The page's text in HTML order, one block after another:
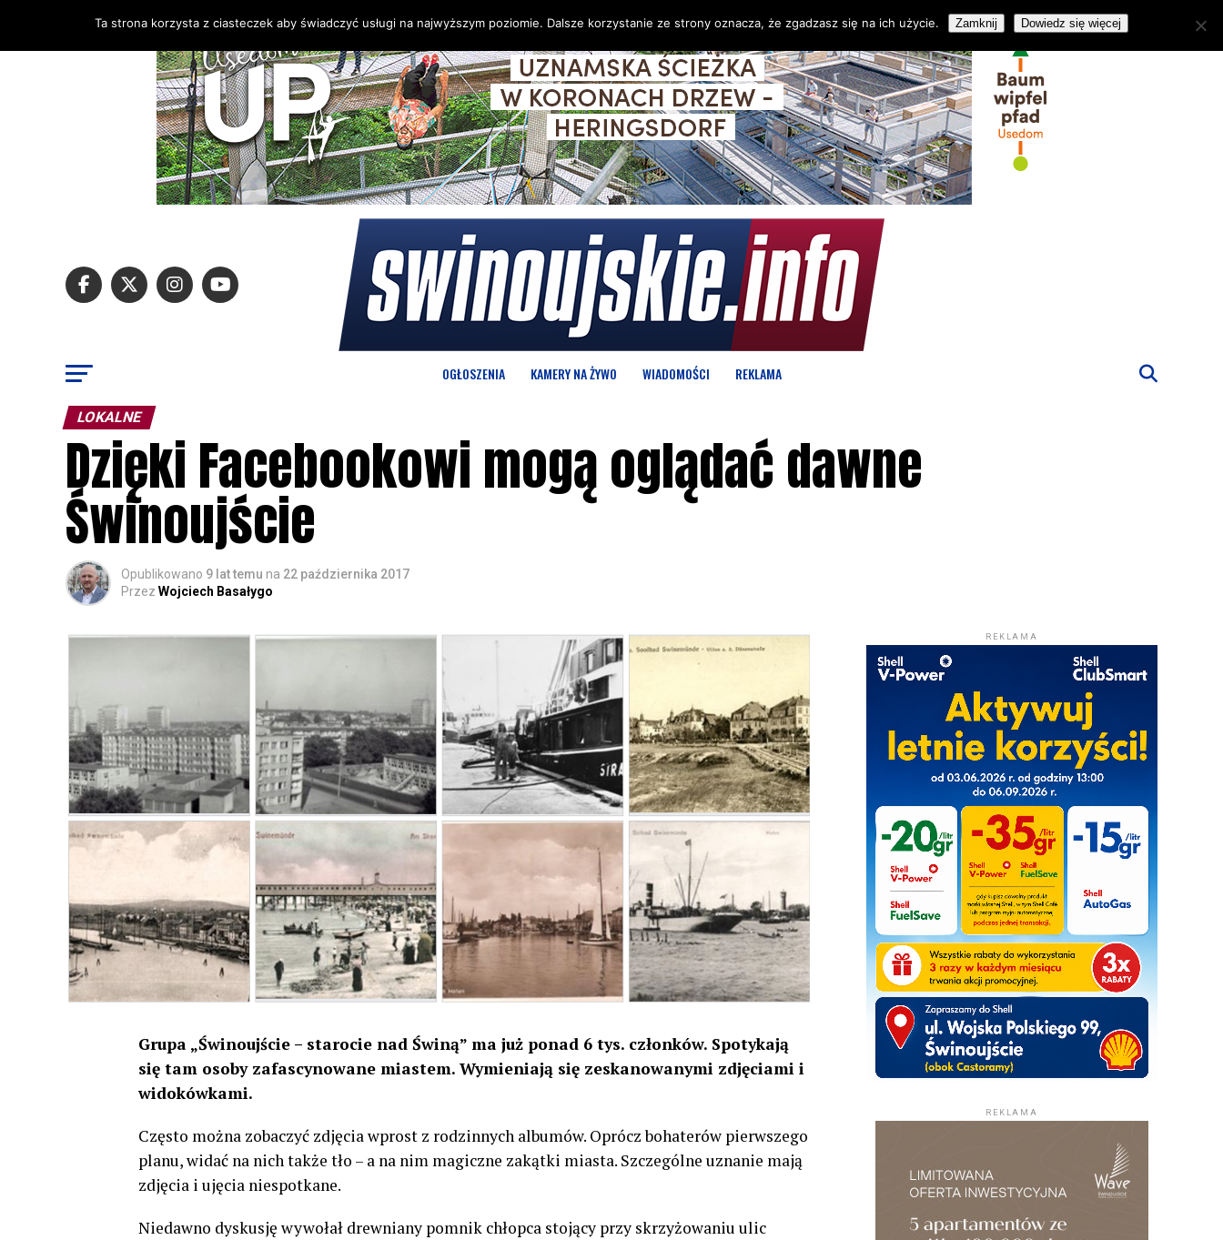
OGŁOSZENIA KAMERY NA ŻYWO WIADOMOŚCI REKLAMA
LOKALNE
Dzięki Facebookowi mogą oglądać dawne
Świnoujście
Opublikowano 9 lat temu na 22 października 2017
Przez Wojciech Basałygo
Grupa „Świnoujście – starocie nad Świną” ma już ponad 6 tys. członków. Spotykają
się tam osoby zafascynowane miastem. Wymieniają się zeskanowanymi zdjęciami i
widokówkami.
Często można zobaczyć zdjęcia wprost z rodzinnych albumów. Oprócz bohaterów pierwszego
planu, widać na nich także tło – a na nim magiczne zakątki miasta. Szczególne uznanie mają
zdjęcia i ujęcia niespotkane.
Niedawno dyskusję wywołał drewniany pomnik chłopca stojący przy skrzyżowaniu ulic
REKLAMA
REKLAMA
Ta strona korzysta z ciasteczek aby świadczyć usługi na najwyższym poziomie. Dalsze korzystanie ze strony oznacza, że zgadzasz się na ich użycie. Zamknij Dowiedz się więcej